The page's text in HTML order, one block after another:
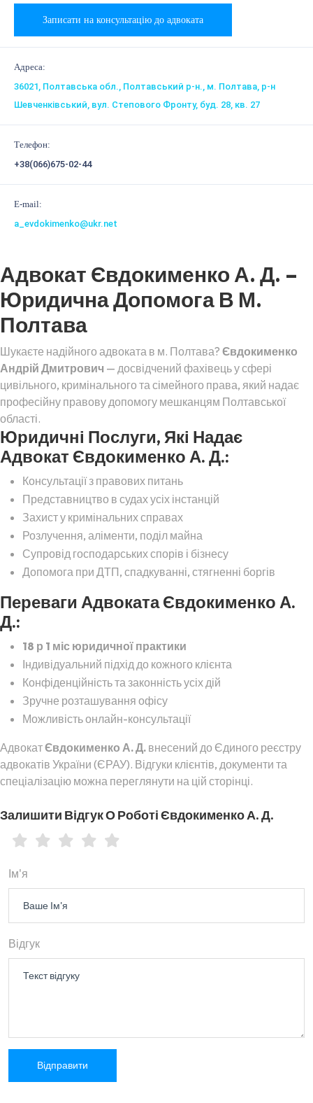
Записати на консультацію до адвоката
Адреса:
36021, Полтавська обл., Полтавський р-н., м. Полтава, р-н
Шевченківський, вул. Степового Фронту, буд. 28, кв. 27
Телефон:
+38(066)675-02-44
E-mail:
a_evdokimenko@ukr.net
Адвокат Євдокименко А. Д. –
Юридична Допомога В М.
Полтава
Шукаєте надійного адвоката в м. Полтава? Євдокименко
Андрій Дмитрович — досвідчений фахівець у сфері
цивільного, кримінального та сімейного права, який надає
професійну правову допомогу мешканцям Полтавської
області.
Юридичні Послуги, Які Надає
Адвокат Євдокименко А. Д.:
Консультації з правових питань
Представництво в судах усіх інстанцій
Захист у кримінальних справах
Розлучення, аліменти, поділ майна
Супровід господарських спорів і бізнесу
Допомога при ДТП, спадкуванні, стягненні боргів
Переваги Адвоката Євдокименко А.
Д.:
18 р 1 міс юридичної практики
Індивідуальний підхід до кожного клієнта
Конфіденційність та законність усіх дій
Зручне розташування офісу
Можливість онлайн-консультації
АдвокатЄвдокименко А. Д. внесений до Єдиного реєстру
адвокатів України (ЄРАУ). Відгуки клієнтів, документи та
спеціалізацію можна переглянути на цій сторінці.
Залишити Відгук О Роботі Євдокименко А. Д.
Ім'я
Відгук